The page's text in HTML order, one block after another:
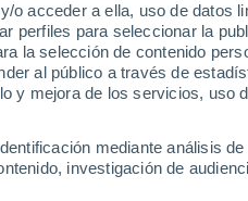
o acceder a ella, uso de datos
perfiles para seleccionar la
la selección de contenido
al público a través de
y mejora de los servicios, uso
mediante análisis
investigación de
26°
11°
Adelboden
25°
10°
Kandersteg
25°
11°
Saanen